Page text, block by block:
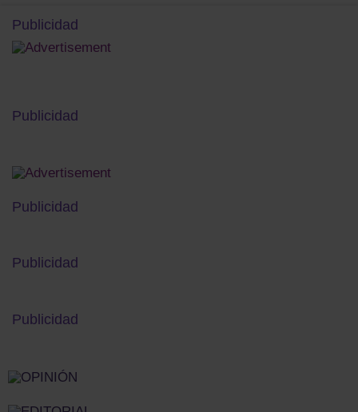
Publicidad
Publicidad
Publicidad
Publicidad
Publicidad